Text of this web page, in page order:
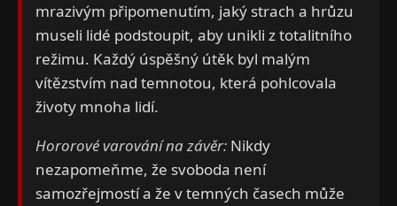
mrazivým připomenutím, jaký strach a hrůzu
museli lidé podstoupit, aby unikli z totalitního
režimu. Každý úspěšný útěk byl malým
vítězstvím nad temnotou, která pohlcovala
životy mnoha lidí.
Hororové varování na závěr: Nikdy
nezapomeňme, že svoboda není
samozřejmostí a že v temných časech může